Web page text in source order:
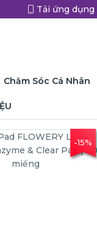
Tải ứng dụng
Chăm Sóc Cá Nhân
-15%